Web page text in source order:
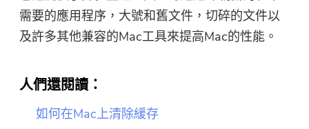
需要的應用程序，大號和舊文件，切碎的文件以
及許多其他兼容的Mac工具來提高Mac的性能。
人們還閱讀：
如何在Mac上清除緩存